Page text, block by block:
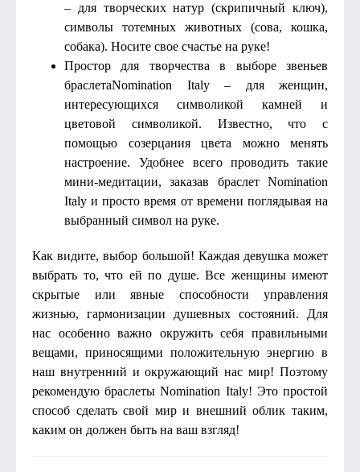
– для творческих натур (скрипичный ключ),
символы тотемных животных (сова, кошка,
собака). Носите свое счастье на руке!
Простор для творчества в выборе звеньев
браслетаNomination Italy – для женщин,
интересующихся символикой камней и
цветовой символикой. Известно, что с
помощью созерцания цвета можно менять
настроение. Удобнее всего проводить такие
мини-медитации, заказав браслет Nomination
Italy и просто время от времени поглядывая на
выбранный символ на руке.
Как видите, выбор большой! Каждая девушка может
выбрать то, что ей по душе. Все женщины имеют
скрытые или явные способности управления
жизнью, гармонизации душевных состояний. Для
нас особенно важно окружить себя правильными
вещами, приносящими положительную энергию в
наш внутренний и окружающий нас мир! Поэтому
рекомендую браслеты Nomination Italy! Это простой
способ сделать свой мир и внешний облик таким,
каким он должен быть на ваш взгляд!